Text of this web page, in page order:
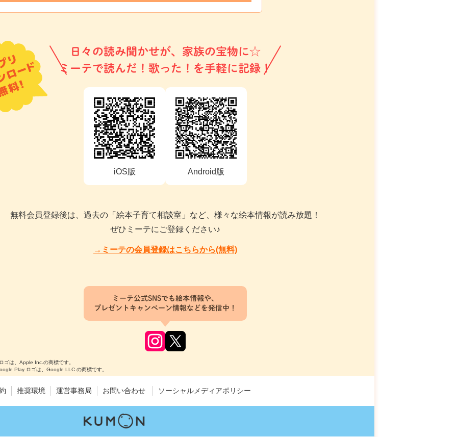
日々の読み聞かせが、家族の宝物に☆
ミーテで読んだ！歌った！を手軽に記録！
iOS版 Android版
無料会員登録後は、過去の「絵本子育て相談室」など、様々な絵本情報が読み放題！
ぜひミーテにご登録ください♪
→ミーテの会員登録はこちらから(無料)
ミーテ公式SNSでも絵本情報や、
プレゼントキャンペーン情報などを発信中！
は、Apple Inc.の商標です。
Play ロゴは、Google LLC の商標です。
推奨環境 運営事務局 お問い合わせ ソーシャルメディアポリシー